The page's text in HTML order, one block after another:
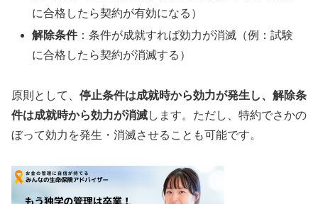
に合格したら契約が有効になる）
解除条件：条件が成就すれば効力が消滅（例：試験
に合格したら契約が消滅する）
原則として、 停止条件は成就時から効力が発生し、解除条
件は成就時から効力が消滅します。ただし、特約でさかの
ぼって効力を発生・消滅させることも可能です。